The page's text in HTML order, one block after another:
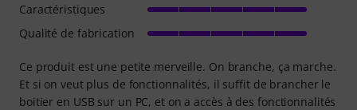
Ce produit est une petite merveille. On branche, ça marche.
Et si on veut plus de fonctionnalités, il suffit de brancher le
boitier en USB sur un PC, et on a accès à des fonctionnalités
Caractéristiques
Qualité de fabrication